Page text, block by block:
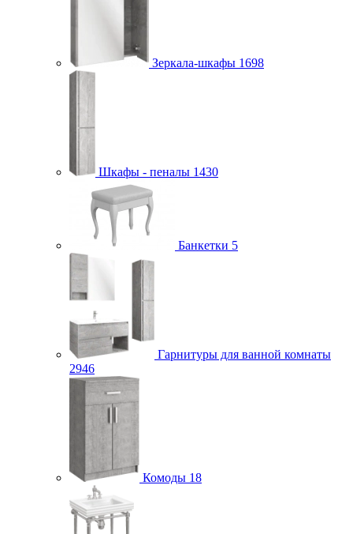
Зеркала-шкафы 1698
Шкафы - пеналы 1430
Банкетки 5
Гарнитуры для ванной комнаты
2946
Комоды 18